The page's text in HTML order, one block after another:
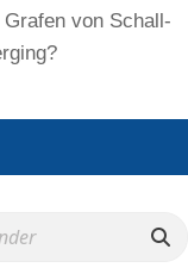
von Schall-